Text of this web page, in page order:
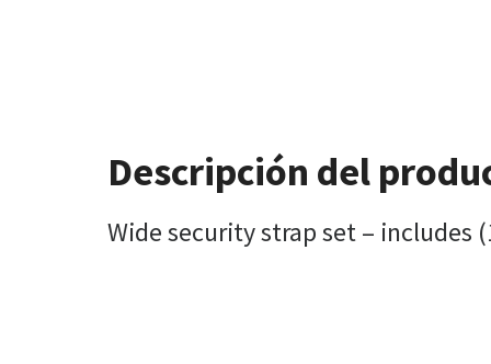
Descripción del
Wide security strap set – includes